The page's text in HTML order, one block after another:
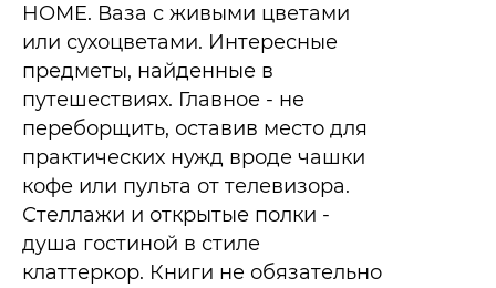
HOME. Ваза с живыми цветами
или сухоцветами. Интересные
предметы, найденные в
путешествиях. Главное - не
переборщить, оставив место для
практических нужд вроде чашки
кофе или пульта от телевизора.​
Стеллажи и открытые полки -
душа гостиной в стиле
клаттеркор. Книги не обязательно